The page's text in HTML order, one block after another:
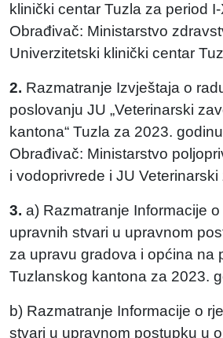
klinički centar Tuzla za period
Obrađivač: Ministarstvo
Univerzitetski klinički centar
2. Razmatranje Izvještaja o
poslovanju JU „Veterinarski
kantona“ Tuzla za 2023.
Obrađivač: Ministarstvo
i vodoprivrede i JU Veterinarski
3. a) Razmatranje Informacije
upravnih stvari u upravnom
za upravu gradova i općina na
Tuzlanskog kantona za 2023.
b) Razmatranje Informacije o
stvari u upravnom postupku u